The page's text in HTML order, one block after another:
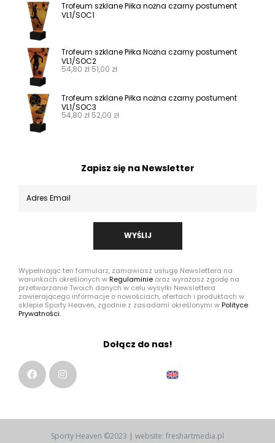
Trofeum szklane Piłka nożna czarny postument
VL1/SOC1
Trofeum szklane Piłka Nożna czarny postument
VL1/SOC2
54,80 zł 51,00 zł
Trofeum szklane Piłka nożna czarny postument
VL1/SOC3
54,80 zł 52,00 zł
Zapisz się na Newsletter
WYŚLIJ
Wypełniając ten formularz, zamawiasz usługę Newslettera na
warunkach określonych wRegulaminie oraz wyrażasz zgodę na
przetwarzanie Twoich danych w celu wysyłki Newslettera
zawierającego informacje o nowościach, ofertach i produktach w
sklepie Sporty Heaven, zgodnie z zasadami określonymi wPolityce
Prywatności.
Dołącz do nas!
Sporty Heaven ©2023 | website: freshartmedia.pl